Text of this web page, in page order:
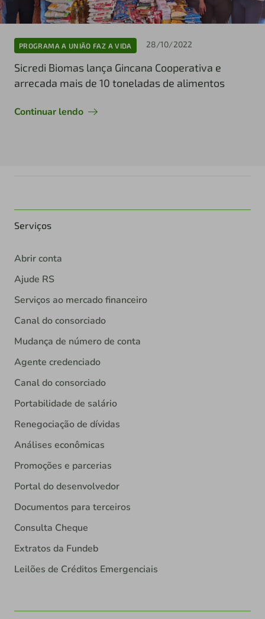
PROGRAMA A UNIÃO FAZ A VIDA 28/10/2022
Sicredi Biomas lança Gincana Cooperativa e
arrecada mais de 10 toneladas de alimentos
Continuar lendo
Serviços
Abrir conta
Ajude RS
Serviços ao mercado financeiro
Canal do consorciado
Mudança de número de conta
Agente credenciado
Canal do consorciado
Portabilidade de salário
Renegociação de dívidas
Análises econômicas
Promoções e parcerias
Portal do desenvolvedor
Documentos para terceiros
Consulta Cheque
Extratos da Fundeb
Leilões de Créditos Emergenciais